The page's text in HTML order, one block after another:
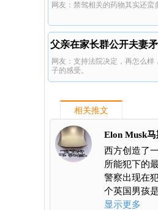
网友：禁驾相关的药物其实还蛮
父亲在家长群公开夫妻
网友：支持法院决定，再怎么样
子的感受。
相关推文
Elon Musk
西方创造了
所能犯下的
警察出现在
个英国男孩
显示更多